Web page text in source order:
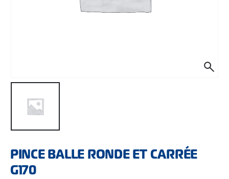
PINCE BALLE RONDE ET CARRÉE
G170